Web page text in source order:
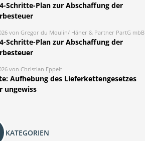
Schritte-Plan zur Abschaffung der
von Gregor du Moulin/ Häner & Partner PartG mbB
Schritte-Plan zur Abschaffung der
von Christian Eppelt
Aufhebung des Lieferkettengesetzes
ungewiss
KATEGORIEN